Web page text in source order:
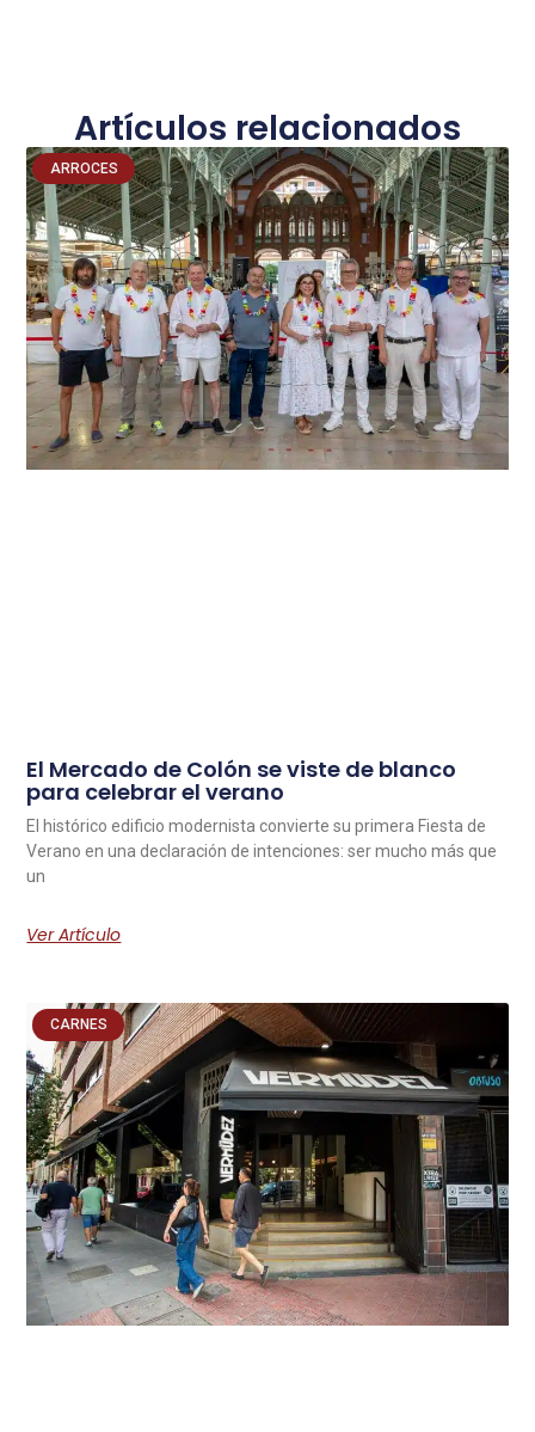
Artículos relacionados
ARROCES
El Mercado de Colón se viste de blanco
para celebrar el verano
El histórico edificio modernista convierte su primera Fiesta de
Verano en una declaración de intenciones: ser mucho más que
un
Ver Artículo
CARNES